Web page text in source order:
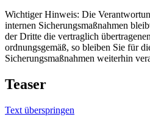
Wichtiger Hinweis: Die
internen Sicherungsmaßnahmen
der Dritte die vertraglich
ordnungsgemäß, so bleiben Sie für
Sicherungsmaßnahmen weiterhin
Teaser
Text überspringen